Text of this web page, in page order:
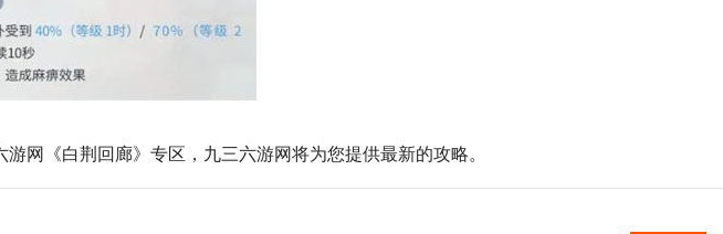
网《白荆回廊》专区，九三六游网将为您提供最新的攻略。